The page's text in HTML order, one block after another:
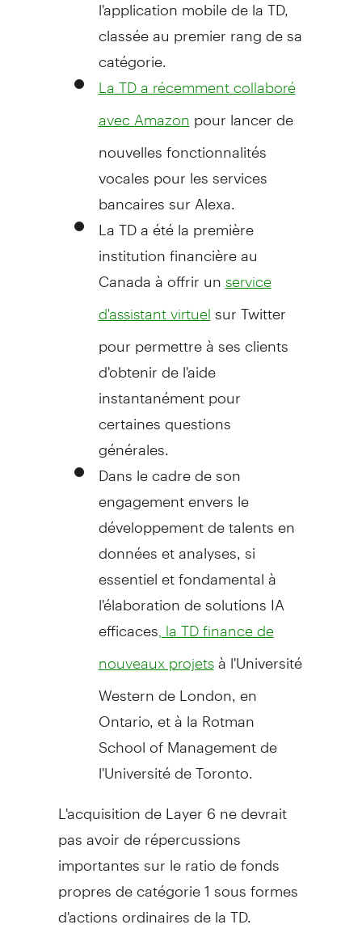
classée au premier rang de sa
catégorie.
La TD a récemment collaboré
avec Amazon pour lancer de
nouvelles fonctionnalités
vocales pour les services
bancaires sur Alexa.
La TD a été la première
institution financière au
Canadaà offrir un service
d'assistant virtuel sur Twitter
pour permettre à ses clients
d'obtenir de l'aide
instantanément pour
certaines questions
générales.
Dans le cadre de son
engagement envers le
développement de talents en
données et analyses, si
essentiel et fondamental à
l'élaboration de solutions IA
efficaces , la TD finance de
nouveaux projetsà l'Université
Western deLondon , en
Ontario, et à laRotman
Schoolof Management de
l'Université deToronto
L'acquisition de Layer 6 ne devrait
pas avoir de répercussions
importantes sur le ratio de fonds
propres de catégorie 1 sous formes
d'actions ordinaires de la TD.